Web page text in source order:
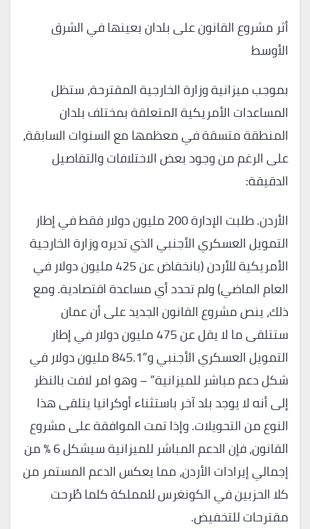
أثر مشروع القانون على بلدان بعينها في الشرق
الأوسط
بموجب ميزانية وزارة الخارجية المقترحة، ستظل
المساعدات الأمريكية المتعلقة بمختلف بلدان
المنطقة متسقة في معظمها مع السنوات السابقة،
على الرغم من وجود بعض الاختلافات والتفاصيل
الدقيقة:
الأردن. طلبت الإدارة 200 مليون دولار فقط في إطار
التمويل العسكري الأجنبي الذي تديره وزارة الخارجية
الأمريكية للأردن (بانخفاض عن 425 مليون دولار في
العام الماضي) ولم تحدد أي مساعدة اقتصادية. ومع
ذلك، ينص مشروع القانون الجديد على أن عمان
ستتلقى ما لا يقل عن 475 مليون دولار في إطار
التمويل العسكري الأجنبي و”845.1 مليون دولار في
شكل دعم مباشر للميزانية” – وهو امر لافت بالنظر
إلى أنه لا يوجد بلد آخر باستثناء أوكرانيا يتلقى هذا
النوع من التحويلات. وإذا تمت الموافقة على مشروع
القانون، فإن الدعم المباشر للميزانية سيشكل 6 % من
إجمالي إيرادات الأردن، مما يعكس الدعم المستمر من
كلا الحزبين في الكونغرس للمملكة كلما طُرحت
مقترحات للتخفيض.